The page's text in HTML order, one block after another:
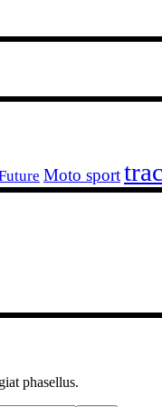
Moto sport
phasellus.